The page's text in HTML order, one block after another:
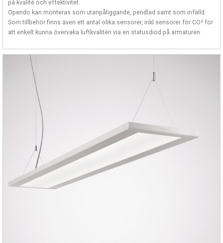
på kvalité och effektivitet.
Opendo kan monteras som utanpåliggande, pendlad samt som infälld.
Som tillbehör finns även ett antal olika sensorer, inkl sensorer för CO² för
att enkelt kunna övervaka luftkvalitén via en statusdiod på armaturen.